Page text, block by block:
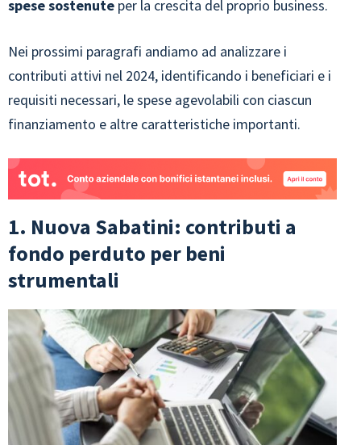
spese sostenute per la crescita del proprio business.
Nei prossimi paragrafi andiamo ad analizzare i
contributi attivi nel 2024, identificando i beneficiari e i
requisiti necessari, le spese agevolabili con ciascun
finanziamento e altre caratteristiche importanti.
1. Nuova Sabatini: contributi a
fondo perduto per beni
strumentali